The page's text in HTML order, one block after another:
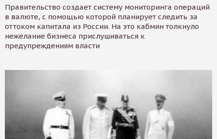
Правительство создает систему мониторинга операций
в валюте, с помощью которой планирует следить за
оттоком капитала из России. На это кабмин толкнуло
нежелание бизнеса прислушиваться к
предупреждениям власти